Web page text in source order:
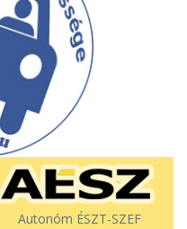
Autonóm ÉSZT-SZEF